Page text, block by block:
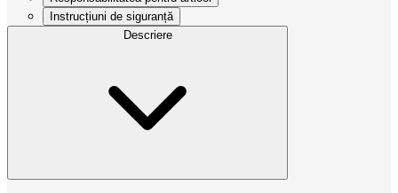
Instrucțiuni de siguranță
Descriere